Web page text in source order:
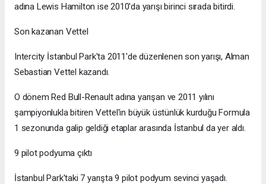
adına Lewis Hamilton ise 2010'da yarışı birinci sırada bitirdi.
Son kazanan Vettel
Intercity İstanbul Park'ta 2011'de düzenlenen son yarışı, Alman
Sebastian Vettel kazandı.
O dönem Red Bull-Renault adına yarışan ve 2011 yılını
şampiyonlukla bitiren Vettel'in büyük üstünlük kurduğu Formula
1 sezonunda galip geldiği etaplar arasında İstanbul da yer aldı.
9 pilot podyuma çıktı
İstanbul Park'taki 7 yarışta 9 pilot podyum sevinci yaşadı.